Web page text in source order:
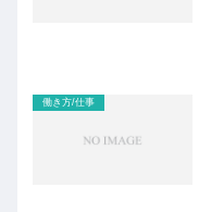
働き方/仕事